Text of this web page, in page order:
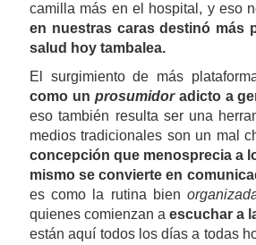
camilla más en el hospital, y eso
en nuestrascarasdestinó más
salud hoy tambalea.
El surgimiento de más
como un prosumidoradicto a
eso también resulta ser una
medios tradicionales son un mal
concepción que menosprecia a
mismo se convierte en
es como la rutina bien
quienes comienzan aescuchar a
están aquí todos los días a todas